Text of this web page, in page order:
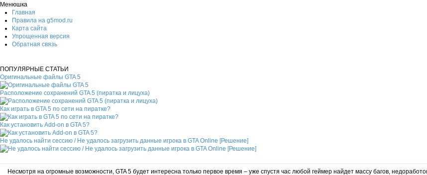
Менюшка
Главная
Правила на g5mod.ru
Карта сайта
Упрощенная версия
Обратная связь
ПОПУЛЯРНЫЕ СТАТЬИ
Оригинальные файлы GTA 5
Расположение сохранений GTA 5 (пиратка и лицуха)
Как играть в GTA 5 по сети на пиратке?
Как установить Add-on в GTA 5?
Не удалось найти сессию / Не удалось загрузить данные игрока в GTA Online [Решение]
Несмотря на огромные возможности, GTA 5 будет интересна только первое время – уже спустя час любой геймер найдет массу багов,